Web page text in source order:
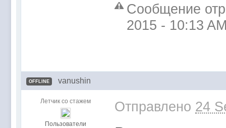
Сообщение
2015 - 10:13
OFFLINE vanushin
Летчик со стажем
Пользователи
Отправлено 24